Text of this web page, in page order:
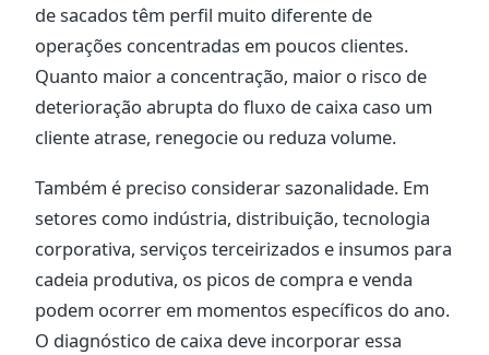
de sacados têm perfil muito diferente de
operações concentradas em poucos clientes.
Quanto maior a concentração, maior o risco de
deterioração abrupta do fluxo de caixa caso um
cliente atrase, renegocie ou reduza volume.
Também é preciso considerar sazonalidade. Em
setores como indústria, distribuição, tecnologia
corporativa, serviços terceirizados e insumos para
cadeia produtiva, os picos de compra e venda
podem ocorrer em momentos específicos do ano.
O diagnóstico de caixa deve incorporar essa